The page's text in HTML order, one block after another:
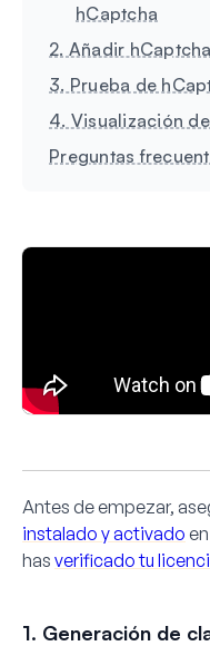
hCaptcha
2. Añadir
3. Prueba de
4. Visualización
Preguntas
Antes de empezar,
instalado y activado
has verificado tu
1. Generación de